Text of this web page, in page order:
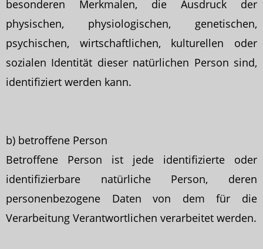
besonderen Merkmalen, die Ausdruck der
physischen, physiologischen, genetischen,
psychischen, wirtschaftlichen, kulturellen oder
sozialen Identität dieser natürlichen Person sind,
identifiziert werden kann.
b) betroffene Person
Betroffene Person ist jede identifizierte oder
identifizierbare natürliche Person, deren
personenbezogene Daten von dem für die
Verarbeitung Verantwortlichen verarbeitet werden.